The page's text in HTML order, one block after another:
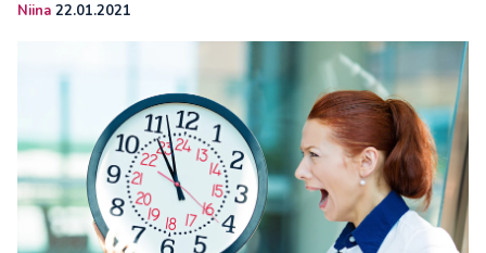
Niina 22.01.2021